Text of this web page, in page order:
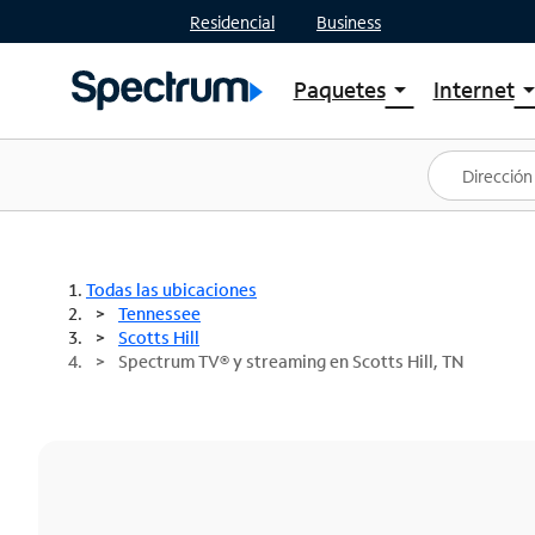
Residencial Business
Paquetesarrow_drop_down
Ver paquetes
Spectrum One
Mejores ofertas
Internetarrow_drop_down
Planes
Todas las ubicaciones
Tennessee
Scotts Hill
Spectrum TV® y streaming en Scotts Hill, TN